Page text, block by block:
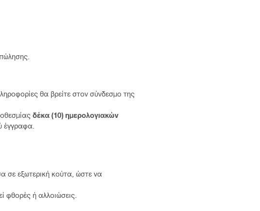
θα βρείτε στον σύνδεσμο της
δέκα (10) ημερολογιακών
έγγραφα.
σε εξωτερική κούτα, ώστε να
φθορές ή αλλοιώσεις.